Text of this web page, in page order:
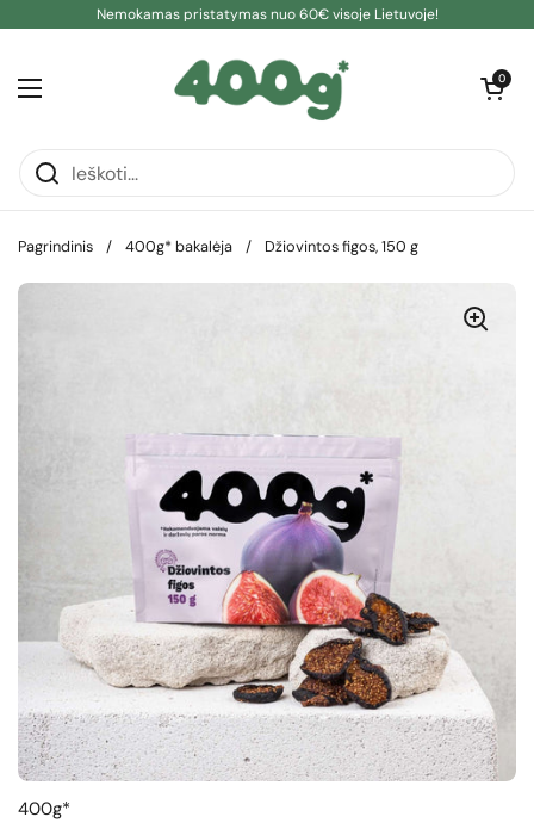
Pereiti prie turinioNemokamas pristatymas nuo 60€ visoje Lietuvoje!
Atidaryti meniu
Atidaryti
0
Pagrindinis / 400g* bakalėja / Džiovintos figos, 150 g
400g*